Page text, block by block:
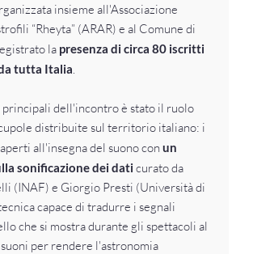
insieme all'Associazione
“Rheyta” (ARAR) e al Comune di
la presenza di circa 80 iscritti
tutta Italia.
dell'incontro è stato il ruolo
distribuite sul territorio italiano: i
all'insegna del suono con un
sonificazione dei daticurato da
(INAF) e Giorgio Presti (Università di
capace di tradurre i segnali
che si mostra durante gli spettacoli al
per rendere l'astronomia